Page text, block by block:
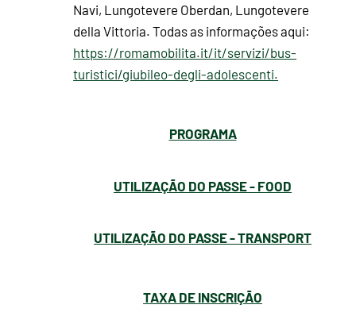
Navi, Lungotevere Oberdan, Lungotevere
della Vittoria. Todas as informações aqui:
https://romamobilita.it/it/servizi/bus-
turistici/giubileo-degli-adolescenti.
PROGRAMA
UTILIZAÇÃO DO PASSE - FOOD
UTILIZAÇÃO DO PASSE - TRANSPORT
TAXA DE INSCRIÇÃO